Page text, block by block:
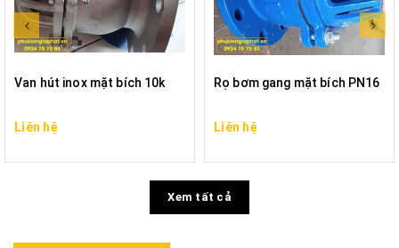
Van hút inox mặt bích 10k
Liên hệ
Rọ bơm gang mặt bích PN16
Liên hệ
Xem tất cả